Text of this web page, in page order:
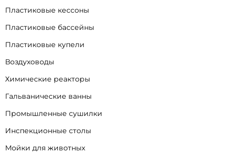
Пластиковые кессоны
Пластиковые бассейны
Пластиковые купели
Воздуховоды
Химические реакторы
Гальванические ванны
Промышленные сушилки
Инспекционные столы
Мойки для животных